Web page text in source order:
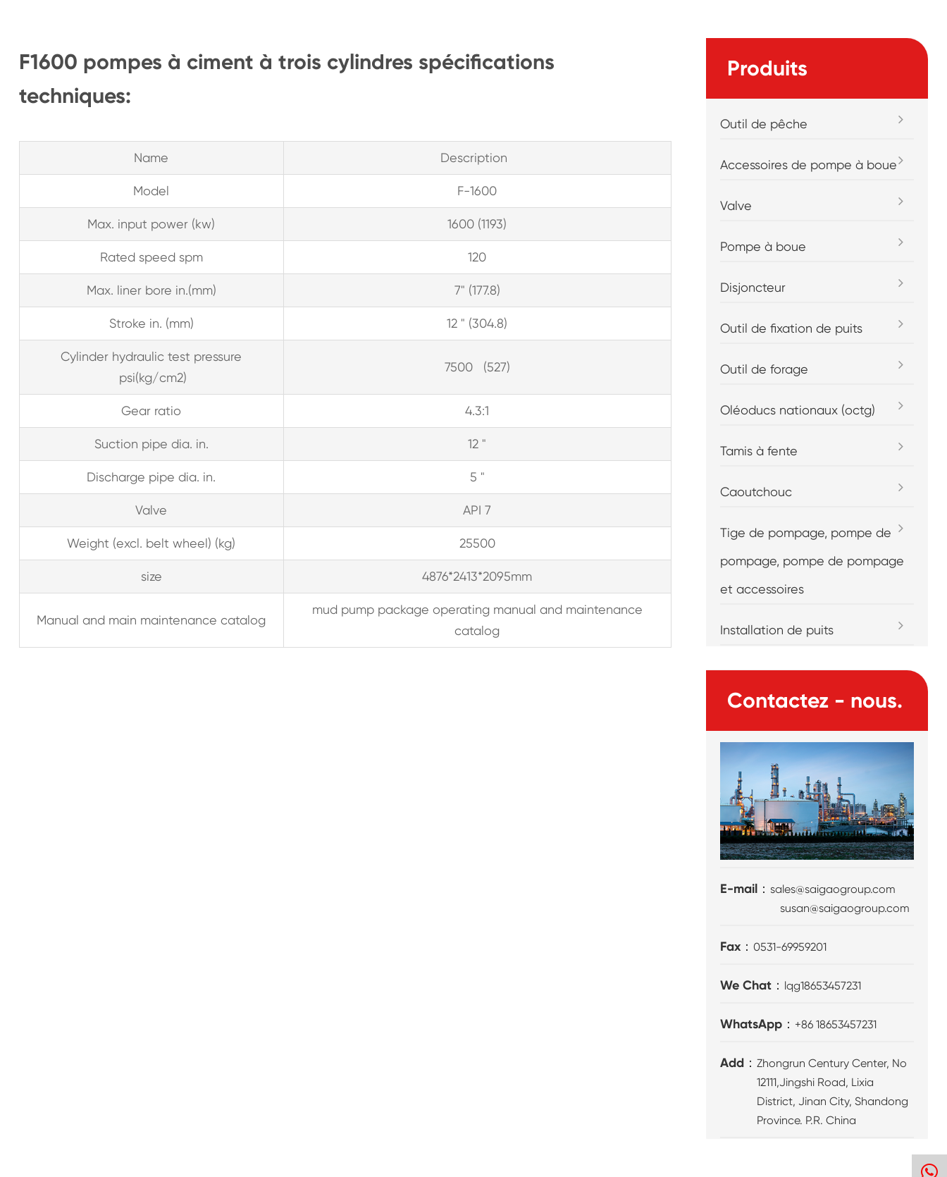
F1600 pompes à ciment à trois cylindres spécifications
techniques:
Name Description
Model F-1600
Max. input power (kw) 1600 (1193)
Rated speed spm 120
Max. liner bore in.(mm) 7" (177.8)
Stroke in. (mm) 12 " (304.8)
Cylinder hydraulic test pressure
psi(kg/cm2)
7500 (527)
Gear ratio 4.3:1
Suction pipe dia. in. 12 "
Discharge pipe dia. in. 5 "
Valve API 7
Weight (excl. belt wheel) (kg) 25500
size 4876*2413*2095mm
Manual and main maintenance catalog
mud pump package operating manual and maintenance
catalog
Produits
Outil de pêche
Accessoires de pompe à boue
Valve
Pompe à boue
Disjoncteur
Outil de fixation de puits
Outil de forage
Oléoducs nationaux (octg)
Tamis à fente
Caoutchouc
Tige de pompage, pompe de
pompage, pompe de pompage
et accessoires
Installation de puits
Contactez - nous.
E-mail：sales@saigaogroup.com
susan@saigaogroup.com
Fax：0531-69959201
We Chat： lqg18653457231
WhatsApp： +86 18653457231
Add：Zhongrun Century Center, No
12111,Jingshi Road, Lixia
District, Jinan City, Shandong
Province. P.R. China